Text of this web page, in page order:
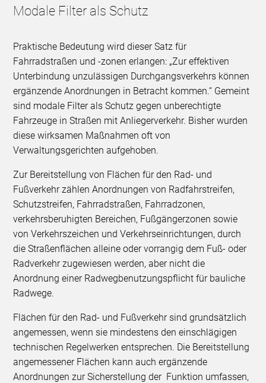
Modale Filter als Schutz
Praktische Bedeutung wird dieser Satz für
Fahrradstraßen und -zonen erlangen: „Zur effektiven
Unterbindung unzulässigen Durchgangsverkehrs können
ergänzende Anordnungen in Betracht kommen.“ Gemeint
sind modale Filter als Schutz gegen unberechtigte
Fahrzeuge in Straßen mit Anliegerverkehr. Bisher wurden
diese wirksamen Maßnahmen oft von
Verwaltungsgerichten aufgehoben.
Zur Bereitstellung von Flächen für den Rad- und
Fußverkehr zählen Anordnungen von Radfahrstreifen,
Schutzstreifen, Fahrradstraßen, Fahrradzonen,
verkehrsberuhigten Bereichen, Fußgängerzonen sowie
von Verkehrszeichen und Verkehrseinrichtungen, durch
die Straßenflächen alleine oder vorrangig dem Fuß- oder
Radverkehr zugewiesen werden, aber nicht die
Anordnung einer Radwegbenutzungspflicht für bauliche
Radwege.
Flächen für den Rad- und Fußverkehr sind grundsätzlich
angemessen, wenn sie mindestens den einschlägigen
technischen Regelwerken entsprechen. Die Bereitstellung
angemessener Flächen kann auch ergänzende
Anordnungen zur Sicherstellung der Funktion umfassen,